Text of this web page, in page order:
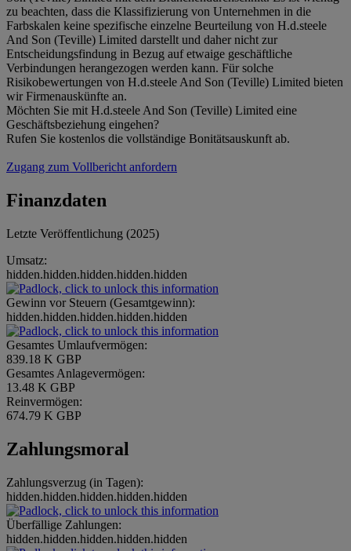
zu beachten, dass die Klassifizierung von Unternehmen in die
Farbskalen keine spezifische einzelne Beurteilung von H.d.steele
And Son (Teville) Limited darstellt und daher nicht zur
Entscheidungsfindung in Bezug auf etwaige geschäftliche
Verbindungen herangezogen werden kann. Für solche
Risikobewertungen von H.d.steele And Son (Teville) Limited bieten
wir Firmenauskünfte an.
Möchten Sie mit H.d.steele And Son (Teville) Limited eine
Geschäftsbeziehung eingehen?
Rufen Sie kostenlos die vollständige Bonitätsauskunft ab.
Zugang zum Vollbericht anfordern
Finanzdaten
Letzte Veröffentlichung (2025)
Umsatz:
hidden.hidden.hidden.hidden.hidden
Gewinn vor Steuern (Gesamtgewinn):
hidden.hidden.hidden.hidden.hidden
Gesamtes Umlaufvermögen:
839.18 K GBP
Gesamtes Anlagevermögen:
13.48 K GBP
Reinvermögen:
674.79 K GBP
Zahlungsmoral
Zahlungsverzug (in Tagen):
hidden.hidden.hidden.hidden.hidden
Überfällige Zahlungen:
hidden.hidden.hidden.hidden.hidden